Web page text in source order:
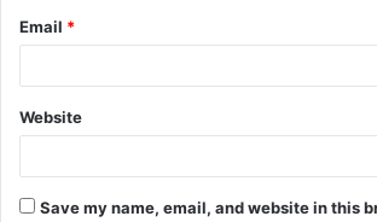
Email *
Website
Save my name, email, and website in this